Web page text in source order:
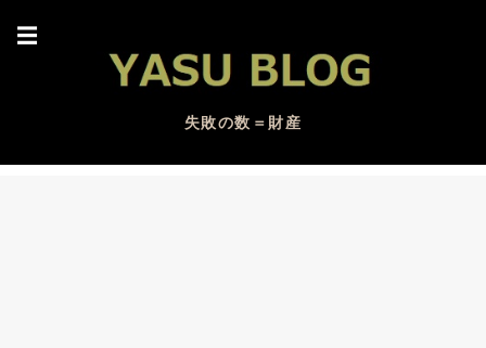
☰
失敗の数＝財産